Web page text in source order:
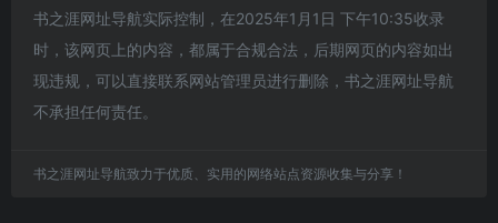
书之涯网址导航实际控制，在2025年1月1日 下午10:35收录
时，该网页上的内容，都属于合规合法，后期网页的内容如出
现违规，可以直接联系网站管理员进行删除，书之涯网址导航
不承担任何责任。
书之涯网址导航致力于优质、实用的网络站点资源收集与分享！